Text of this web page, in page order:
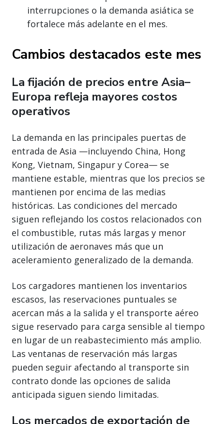
interrupciones o la demanda asiática se
fortalece más adelante en el mes.
Cambios destacados este mes
La fijación de precios entre Asia–
Europa refleja mayores costos
operativos
La demanda en las principales puertas de
entrada de Asia —incluyendo China, Hong
Kong, Vietnam, Singapur y Corea— se
mantiene estable, mientras que los precios se
mantienen por encima de las medias
históricas. Las condiciones del mercado
siguen reflejando los costos relacionados con
el combustible, rutas más largas y menor
utilización de aeronaves más que un
aceleramiento generalizado de la demanda.
Los cargadores mantienen los inventarios
escasos, las reservaciones puntuales se
acercan más a la salida y el transporte aéreo
sigue reservado para carga sensible al tiempo
en lugar de un reabastecimiento más amplio.
Las ventanas de reservación más largas
pueden seguir afectando al transporte sin
contrato donde las opciones de salida
anticipada siguen siendo limitadas.
Los mercados de exportación de